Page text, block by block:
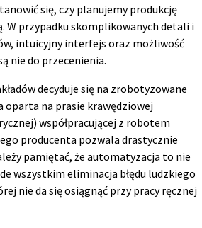
się, czy planujemy produkcję
W przypadku skomplikowanych detali i
intuicyjny interfejs oraz możliwość
nie do przecenienia.
decyduje się na zrobotyzowane
oparta na prasie krawędziowej
współpracującej z robotem
producenta pozwala drastycznie
pamiętać, że automatyzacja to nie
wszystkim eliminacja błędu ludzkiego
nie da się osiągnąć przy pracy ręcznej